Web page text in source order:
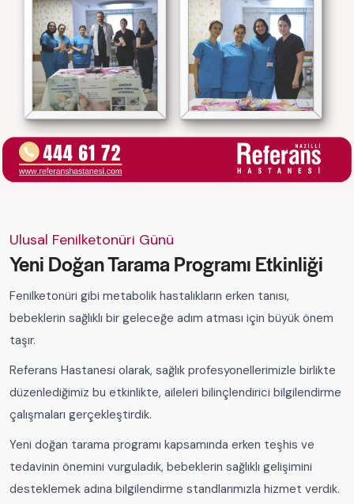
Ulusal Fenilketonüri Günü
Yeni Doğan Tarama Programı Etkinliği
Fenilketonüri gibi metabolik hastalıkların erken tanısı,
bebeklerin sağlıklı bir geleceğe adım atması için büyük önem
taşır.
Referans Hastanesi olarak, sağlık profesyonellerimizle birlikte
düzenlediğimiz bu etkinlikte, aileleri bilinçlendirici bilgilendirme
çalışmaları gerçekleştirdik.
Yeni doğan tarama programı kapsamında erken teşhis ve
tedavinin önemini vurguladık, bebeklerin sağlıklı gelişimini
desteklemek adına bilgilendirme standlarımızla hizmet verdik.